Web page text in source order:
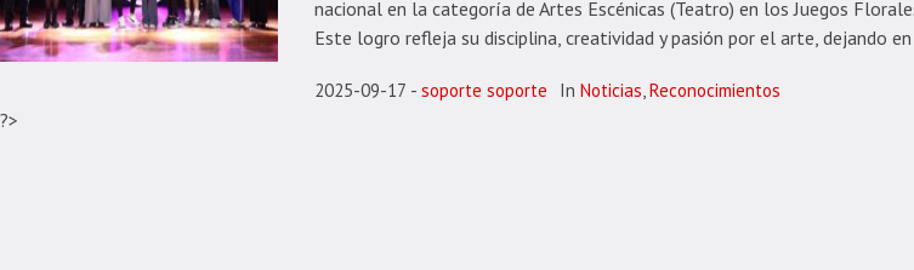
nacional en la categoría de Artes Escénicas (Teatro) en los Juegos
Este logro refleja su disciplina, creatividad y pasión por el arte, dejando
2025-09-17 soporte soporte In Noticias,Reconocimientos
?>